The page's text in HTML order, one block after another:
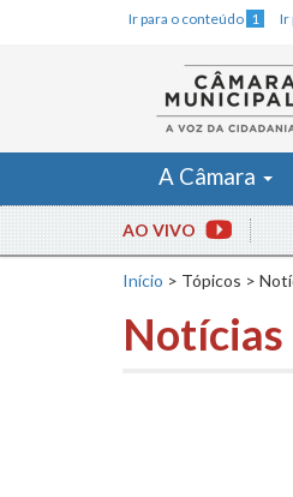
Ir para o conteúdo 1 Ir
A Câmara
AO VIVO
Início > Tópicos >
Notícias